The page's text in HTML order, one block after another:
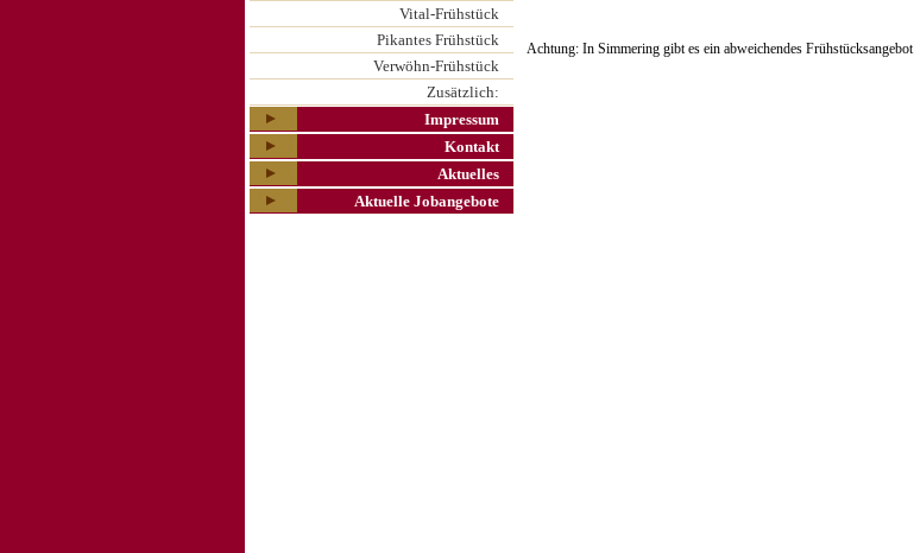
Vital-Frühstück
Pikantes Frühstück
Verwöhn-Frühstück
Zusätzlich:
Impressum
Kontakt
Aktuelles
Aktuelle Jobangebote
Achtung: In Simmering gibt es ein abweichendes Frühstücksangebot